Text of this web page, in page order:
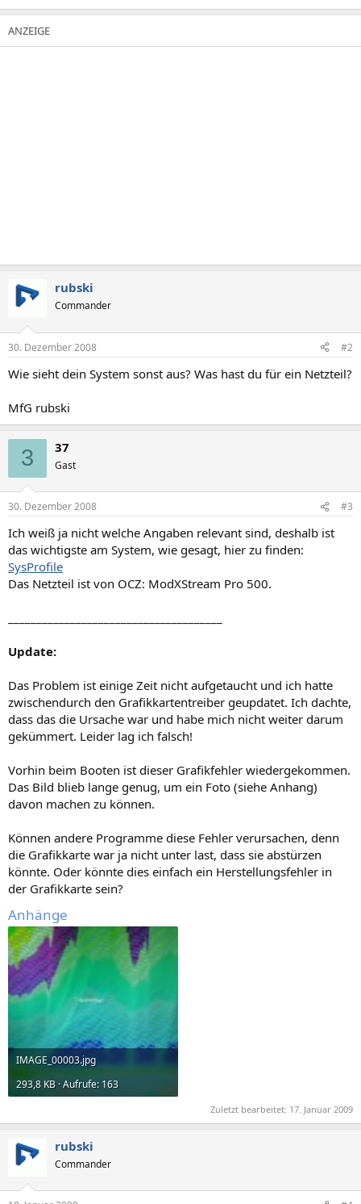
rubski
Commander
30. Dezember 2008 #2
Wie sieht dein System sonst aus? Was hast du für ein Netzteil?
MfG rubski
3 37
Gast
30. Dezember 2008 #3
Ich weiß ja nicht welche Angaben relevant sind, deshalb ist
das wichtigste am System, wie gesagt, hier zu finden:
SysProfile
Das Netzteil ist von OCZ: ModXStream Pro 500.
Update:
Das Problem ist einige Zeit nicht aufgetaucht und ich hatte
zwischendurch den Grafikkartentreiber geupdatet. Ich dachte,
dass das die Ursache war und habe mich nicht weiter darum
gekümmert. Leider lag ich falsch!
Vorhin beim Booten ist dieser Grafikfehler wiedergekommen.
Das Bild blieb lange genug, um ein Foto (siehe Anhang)
davon machen zu können.
Können andere Programme diese Fehler verursachen, denn
die Grafikkarte war ja nicht unter last, dass sie abstürzen
könnte. Oder könnte dies einfach ein Herstellungsfehler in
der Grafikkarte sein?
Anhänge
IMAGE_00003.jpg
293,8 KB · Aufrufe: 163
Zuletzt bearbeitet: 17. Januar 2009
rubski
Commander